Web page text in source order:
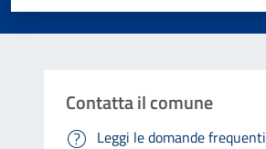
Contatta il comune
Leggi le domande frequenti